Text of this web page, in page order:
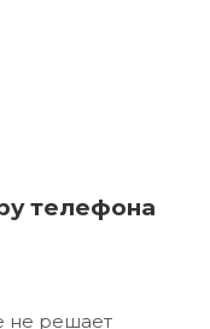
телефона
не решает